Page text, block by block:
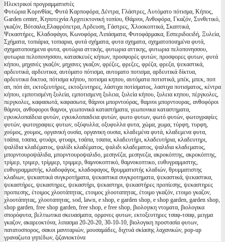
Ηλεκτρικοί προγραμματιστές
Φυτώρια Κορινθίας, Φυτά Καρποφόρα, Δέντρα, Γλάστρες, Αυτόματο πότισμα, Κήπος,
Garden center, Κηποτεχνία Αρχιτεκτονική τοπίου, Θάμνοι, Ανθοφόρα, Γκαζόν, Συνθετικό,
γκαζόν, Βότσαλα,Ελαφρόπετρα, Αρδευση, Γάστρες, Χλοοκοπτικά, Σκαπτικά,
Ψεκαστήρες, Κλαδοφάγοι, Κωνοφόρα, Λιπάσματα, Φυτοφάρμακα, Εσπεριδοειδή, Ξυλεία,
Σχήματα, τοπιάρια, τοπιαρια, φυτά σχήματα, φυτα σχηματα, σχηματοποιημένα φυτά,
σχηματοποιημενα φυτα, φυτώρια αττικής, φυτωρια αττικης, φυτωρια πελοπονησσου,
φυτωρια πελοπονησσου, κατασκευές κήπων, προσφορές φυτών, προσφορες φυτων, φυτά
κήπου, μηχανές γκαζόν, μηχανες γκαζον, φρέζες, φρεζες, φρέζα, φρεζα, ψεκαστικά,
αρδευτικά, αρδευτικα, αυτόματο πότισμα, αυτοματο ποτισμα, αρδευτικά δίκτυα,
αρδευτικα δικτυα, πότισμα κήπου, ποτισμα κηπου, αυτόματα ποτιστικά, μπέκ, μπεκ, ποπ
απ, πόπ άπ, εκτοξευτήρες, εκτοξευτηρες, λάστιχα ποτίσματος, λαστιχα ποτισματος, κέντρα
κήπου, εμποτισμένη ξυλεία, εμποτισμενη ξυλεια, ξυλεία κήπου, ξυλεια κηπου, πέργκολες,
περγκολες, καφασωτά, καφασωτα, θάμνοι μπορντούρας, θαμνοι μπορντουρας, ανθοφόροι
θάμνοι, ανθοφοροι θαμνοι, γεωπονικά καταστήματα, γεωπονικα καταστηματα,
εγκυκλοπαίδεια φυτών, εγκυκλοπαιδεια φυτών, φωτο φυτων, φωτό φυτών, φωτογραφίες
φυτών, φωτογραφιες φυτων, οξύφυλλα, οξυφυλλα φυτα, χώμα, χωμα, τύρφη, τυρφη,
χούμος, χουμος, οργανική ουσία, οργανικη ουσια, κλαδεμένα φυτά, κλαδεμενα φυτα,
τσάπα, τσαπα, φτυάρι, φτυαρι, τσάπα, τσαπα, κλαδευτήρι, κλαδευτήρια, κλαδευτηρι,
ψαλίδια κλαδέματος, ψαλίδι κλαδέματος, ψαλιδι κλαδεματος, ψαλιδια κλαδεματος,
μπορντουροψάλιδα, μπορντουροψαλιδο, μεσηνέζα, μεσηνεζα, ακροκόπτης, ακροκόπτης,
τρίμερ, τριμερ, τρίμμερ, τριμμερ, θαμνοκοπτικό, θαμνοκοπτικο, ευθυγραμμιστης,
ευθυγραμμιστής, κλαδοφάγος, κλαδοφαγος, θρυμματιστής κλαδιών, θρυμματιστης
κλαδιων, ψεκαστικά συγκροτήματα, ψεκαστικα συγκροτηματα, ψεκαστικά, ψεκαστικα,
ψεκαστήρες, ψεκαστηρες, ψεκαστήρι, ψεκαστηρι, ψεκαστήρες προπίεσης, ψεκαστηρες
προπιεσης, έτοιμος χλοοτάπητας, ετοιμος χλοοταπητας, έτοιμο γκαζόν, ετοιμο γκαζον,
χλοοτάπητας, χλοοταπητας, sod, lawn, e shop, e garden shop, e shop garden, garden shop,
shop garden, free shop garden, free shop, e free shop, βιολογικη ντοματα, βιολογικα
σπορόφυτα, βελτιωτικα σκευασματα, ορμονες φυτων, εκτοξευτηρες τσαφ-τσαφ, μειγμα
γκαζον, ακαρεοκτόνα, λιπασμα 20-20-20, 30-10-10, βιολογικη προστασία φυτων,
πατατοσπορος, σακοι μανιταριών, μουσαμάδες, διχτυά σκίασης λαχανικών, pop-up
γραναζωτα γηπέδων, ζιζανιοκτόνα